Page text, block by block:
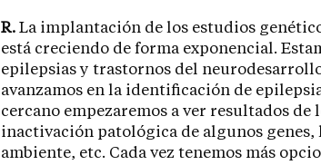
R. La implantación de los estudios
está creciendo de forma exponencial.
epilepsias y trastornos del
avanzamos en la identificación de
cercano empezaremos a ver resultados
inactivación patológica de algunos
ambiente, etc. Cada vez tenemos más